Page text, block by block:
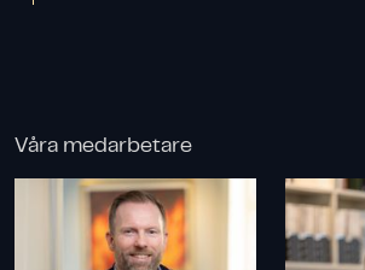
Våra medarbetare